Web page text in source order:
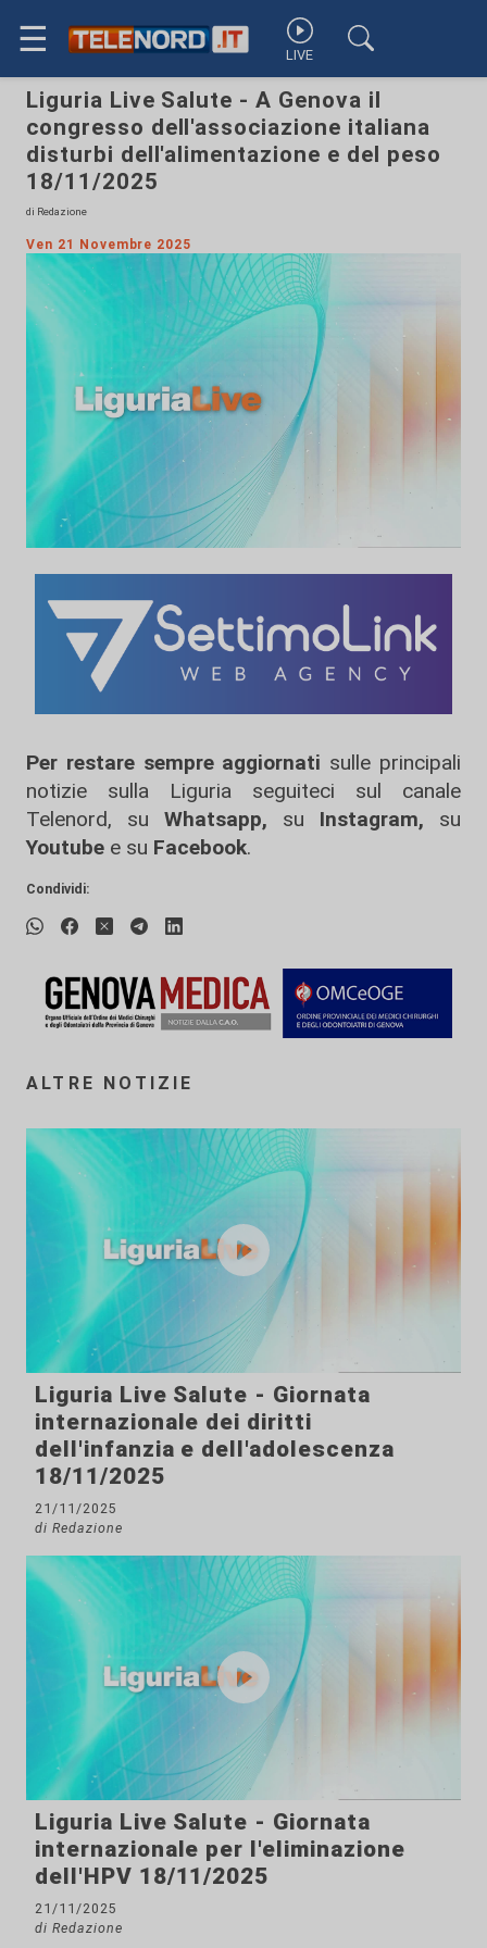
☰ LIVE
Liguria Live Salute - A Genova il
congresso dell'associazione italiana
disturbi dell'alimentazione e del peso
18/11/2025
di Redazione
Ven 21 Novembre 2025
Per restare sempre aggiornati sulle principali
notizie sulla Liguria seguiteci sul canale
Telenord, su
Whatsapp, su Instagram, su
Youtube e su Facebook.
Condividi:
ALTRE NOTIZIE
Liguria Live Salute - Giornata
internazionale dei diritti
dell'infanzia e dell'adolescenza
18/11/2025
21/11/2025
di Redazione
Liguria Live Salute - Giornata
internazionale per l'eliminazione
dell'HPV 18/11/2025
21/11/2025
di Redazione